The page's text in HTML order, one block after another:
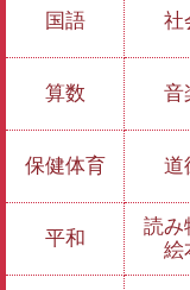
③タイピング
レンジ
国語 社
算数 音
保健体育 道
平和
読み
絵